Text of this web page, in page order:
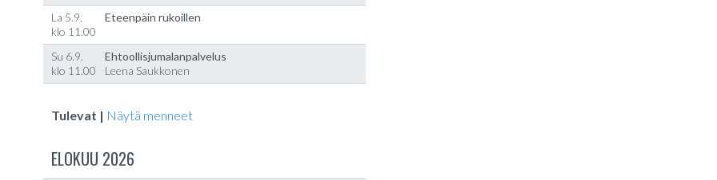
La 5.9.
klo 11.00
Eteenpäin rukoillen
Su 6.9.
klo 11.00
Ehtoollisjumalanpalvelus
Leena Saukkonen
Tulevat | Näytä menneet
ELOKUU 2026